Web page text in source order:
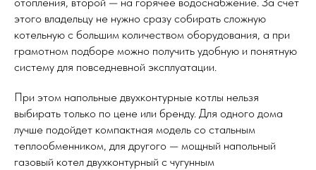
этого владельцу не нужно сразу собирать сложную
котельную с большим количеством оборудования, а при
грамотном подборе можно получить удобную и понятную
систему для повседневной эксплуатации.
При этом напольные двухконтурные котлы нельзя
выбирать только по цене или бренду. Для одного дома
лучше подойдет компактная модель со стальным
теплообменником, для другого — мощный напольный
газовый котел двухконтурный с чугунным